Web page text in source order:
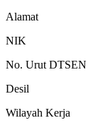
Alamat
NIK
No. Urut DTSEN
Desil
Wilayah Kerja